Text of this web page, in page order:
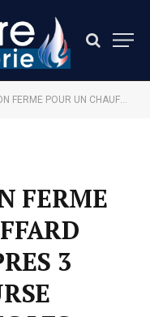
RECIDIVISTE APRES 3 HEURES DE COURSE POURSUITE AVEC LES GENDARMES
FERME
3